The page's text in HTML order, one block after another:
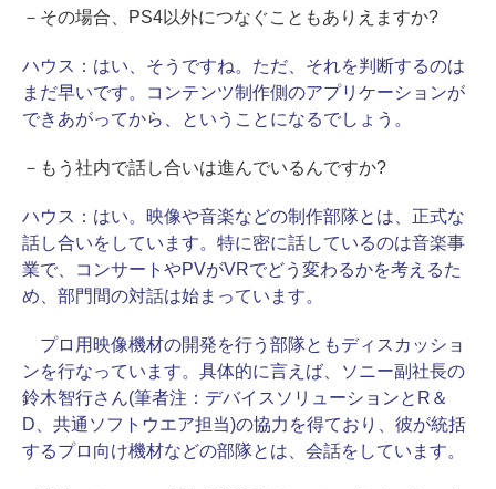
－その場合、PS4以外につなぐこともありえますか?
ハウス： はい、そうですね。ただ、それを判断するのは
まだ早いです。コンテンツ制作側のアプリケーションが
できあがってから、ということになるでしょう。
－もう社内で話し合いは進んでいるんですか?
ハウス： はい。映像や音楽などの制作部隊とは、正式な
話し合いをしています。特に密に話しているのは音楽事
業で、コンサートやPVがVRでどう変わるかを考えるた
め、部門間の対話は始まっています。
プロ用映像機材の開発を行う部隊ともディスカッショ
ンを行なっています。具体的に言えば、ソニー副社長の
鈴木智行さん(筆者注：デバイスソリューションとR＆
D、共通ソフトウエア担当)の協力を得ており、彼が統括
するプロ向け機材などの部隊とは、会話をしています。